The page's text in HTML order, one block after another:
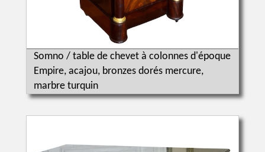
Somno / table de chevet à colonnes d'époque
Empire, acajou, bronzes dorés mercure,
marbre turquin